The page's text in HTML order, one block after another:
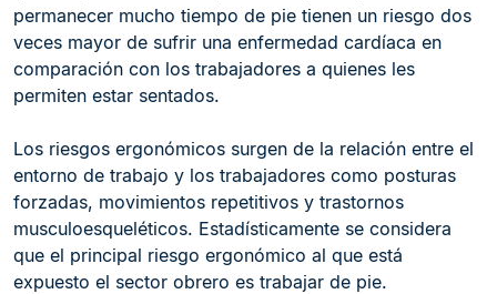
permanecer mucho tiempo de pie tienen un riesgo dos
veces mayor de sufrir una enfermedad cardíaca en
comparación con los trabajadores a quienes les
permiten estar sentados.
Los riesgos ergonómicos surgen de la relación entre el
entorno de trabajo y los trabajadores como posturas
forzadas, movimientos repetitivos y trastornos
musculoesqueléticos. Estadísticamente se considera
que el principal riesgo ergonómico al que está
expuesto el sector obrero es trabajar de pie.